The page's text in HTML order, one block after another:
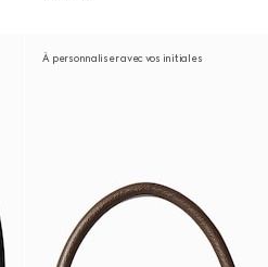
À personnaliser avec vos initiales